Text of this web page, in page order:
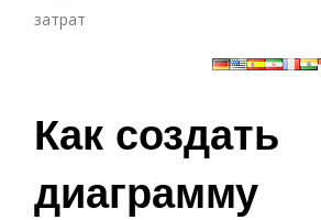
затрат
Как создать
диаграмму